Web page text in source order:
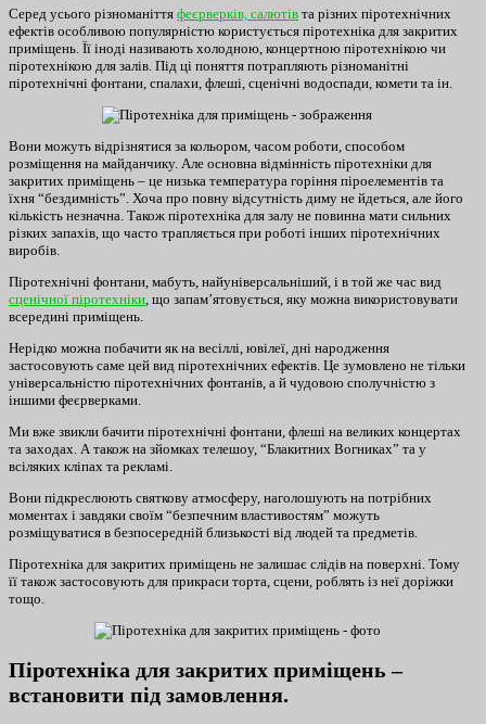
Серед усього різноманіття феєрверків, салютів та різних піротехнічних
ефектів особливою популярністю користується піротехніка для закритих
приміщень. Її іноді називають холодною, концертною піротехнікою чи
піротехнікою для залів. Під ці поняття потрапляють різноманітні
піротехнічні фонтани, спалахи, флеші, сценічні водоспади, комети та ін.
Вони можуть відрізнятися за кольором, часом роботи, способом
розміщення на майданчику. Але основна відмінність піротехніки для
закритих приміщень – це низька температура горіння піроелементів та
їхня “бездимність”. Хоча про повну відсутність диму не йдеться, але його
кількість незначна. Також піротехніка для залу не повинна мати сильних
різких запахів, що часто трапляється при роботі інших піротехнічних
виробів.
Піротехнічні фонтани, мабуть, найуніверсальніший, і в той же час вид
сценічної піротехніки, що запам’ятовується, яку можна використовувати
всередині приміщень.
Нерідко можна побачити як на весіллі, ювілеї, дні народження
застосовують саме цей вид піротехнічних ефектів. Це зумовлено не тільки
універсальністю піротехнічних фонтанів, а й чудовою сполучністю з
іншими феєрверками.
Ми вже звикли бачити піротехнічні фонтани, флеші на великих концертах
та заходах. А також на зйомках телешоу, “Блакитних Вогниках” та у
всіляких кліпах та рекламі.
Вони підкреслюють святкову атмосферу, наголошують на потрібних
моментах і завдяки своїм “безпечним властивостям” можуть
розміщуватися в безпосередній близькості від людей та предметів.
Піротехніка для закритих приміщень не залишає слідів на поверхні. Тому
її також застосовують для прикраси торта, сцени, роблять із неї доріжки
тощо.
Піротехніка для закритих приміщень –
встановити під замовлення.